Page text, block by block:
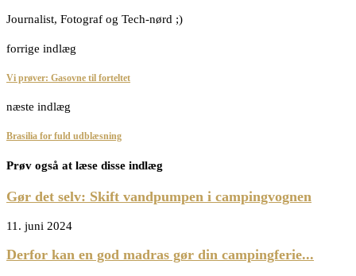
Journalist, Fotograf og Tech-nørd ;)
forrige indlæg
Vi prøver: Gasovne til forteltet
næste indlæg
Brasilia for fuld udblæsning
Prøv også at læse disse indlæg
Gør det selv: Skift vandpumpen i campingvognen
11. juni 2024
Derfor kan en god madras gør din campingferie...